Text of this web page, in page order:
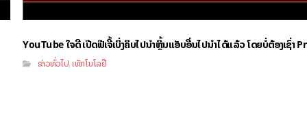
YouTube ໃຈດີ ເປີດຟີເຈີ້ເບິ່ງຄິບໄປນຳຫຼິ້ນແອັບອື່ນໄປນຳໄດ້ແລ້ວ ໂດຍບໍ່ຕ້ອງເຊົ່າ
ຂ່າວທົ່ວໄປ ,ເທັກໂນໂລຢີ